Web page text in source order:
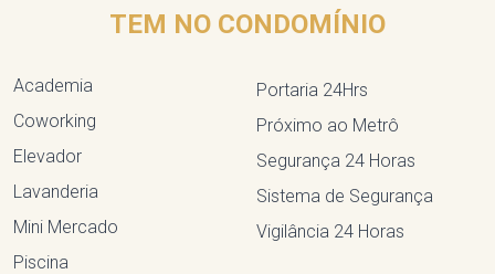
TEM NO CONDOMÍNIO
Academia
Coworking
Elevador
Lavanderia
Mini Mercado
Piscina
Portaria 24Hrs
Próximo ao Metrô
Segurança 24 Horas
Sistema de Segurança
Vigilância 24 Horas